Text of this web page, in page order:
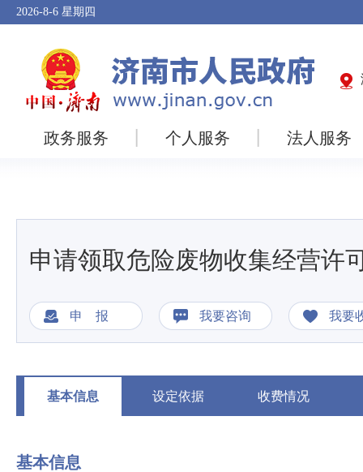
2026-8-6 星期四
政务服务 个人服务 法人服务
申请领取危险废物收集经营许
申 报 我要咨询 我要
基本信息 设定依据 收费情况
基本信息